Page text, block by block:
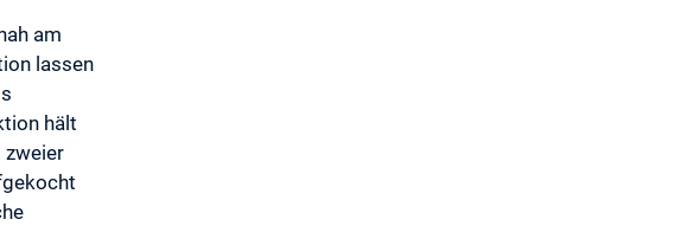
am
lassen
hält
zweier